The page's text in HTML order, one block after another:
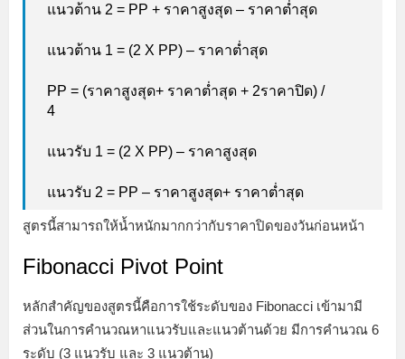
แนวต้าน 2 = PP + ราคาสูงสุด – ราคาต่ำสุด
แนวต้าน 1 = (2 X PP) – ราคาต่ำสุด
PP = (ราคาสูงสุด+ ราคาต่ำสุด + 2ราคาปิด) /
4
แนวรับ 1 = (2 X PP) – ราคาสูงสุด
แนวรับ 2 = PP – ราคาสูงสุด+ ราคาต่ำสุด
สูตรนี้สามารถให้น้ำหนักมากกว่ากับราคาปิดของวันก่อนหน้า
Fibonacci Pivot Point
หลักสำคัญของสูตรนี้คือการใช้ระดับของ Fibonacci เข้ามามี
ส่วนในการคำนวณหาแนวรับและแนวต้านด้วย มีการคำนวณ 6
ระดับ (3 แนวรับ และ 3 แนวต้าน)